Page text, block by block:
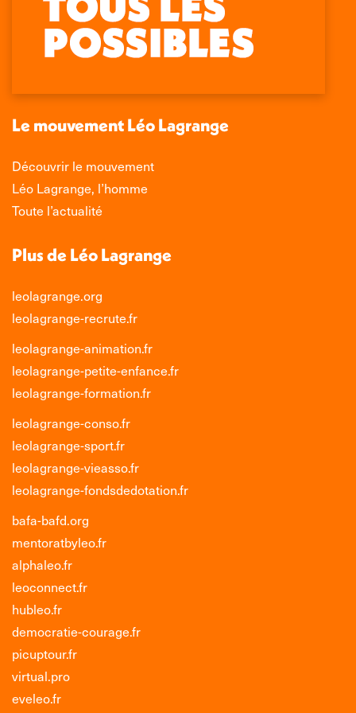
Facebook
s'ouvre
une
fenêtre
page
X
s'ouvre
une
fenêtre
page
LinkedIn
s'ouvre
une
fenêtre
page
Instagram
s'ouvre
une
nouvelle
fenêtre
Le mouvement Léo Lagrange
Découvrir le mouvement
Léo Lagrange, l’homme
Toute l’actualité
Plus de Léo Lagrange
leolagrange.org
leolagrange-recrute.fr
leolagrange-animation.fr
leolagrange-petite-enfance.fr
leolagrange-formation.fr
leolagrange-conso.fr
leolagrange-sport.fr
leolagrange-vieasso.fr
leolagrange-fondsdedotation.fr
bafa-bafd.org
mentoratbyleo.fr
alphaleo.fr
leoconnect.fr
hubleo.fr
democratie-courage.fr
picuptour.fr
virtual.pro
eveleo.fr